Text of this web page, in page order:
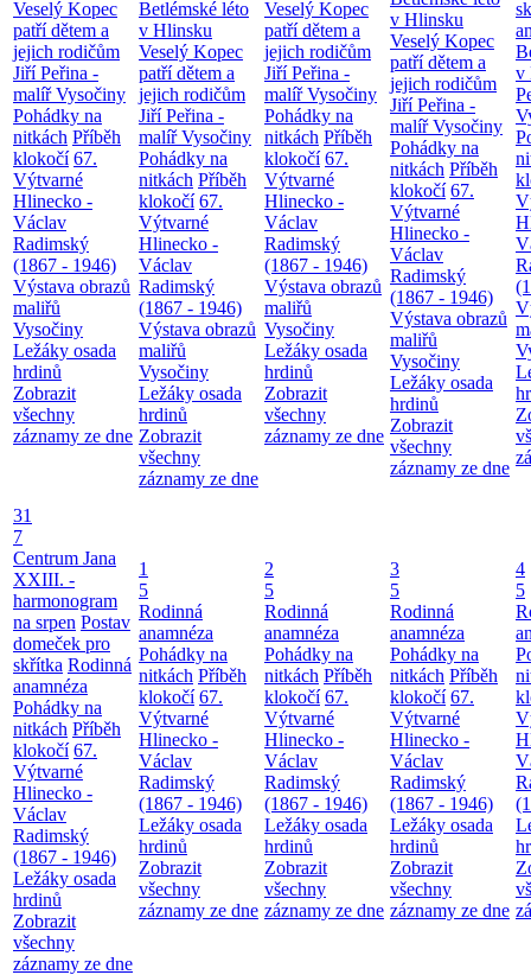
Veselý Kopec
patří dětem a
jejich rodičům
Jiří Peřina -
malíř Vysočiny
Pohádky na
nitkách Příběh
klokočí 67.
Výtvarné
Hlinecko -
Václav
Radimský
(1867 - 1946)
Výstava obrazů
maliřů
Vysočiny
Ležáky osada
hrdinů
Zobrazit
všechny
záznamy ze dne
Betlémské léto
v Hlinsku
Veselý Kopec
patří dětem a
jejich rodičům
Jiří Peřina -
malíř Vysočiny
Pohádky na
nitkách Příběh
klokočí 67.
Výtvarné
Hlinecko -
Václav
Radimský
(1867 - 1946)
Výstava obrazů
maliřů
Vysočiny
Ležáky osada
hrdinů
Zobrazit
všechny
záznamy ze dne
Veselý Kopec
patří dětem a
jejich rodičům
Jiří Peřina -
malíř Vysočiny
Pohádky na
nitkách Příběh
klokočí 67.
Výtvarné
Hlinecko -
Václav
Radimský
(1867 - 1946)
Výstava obrazů
maliřů
Vysočiny
Ležáky osada
hrdinů
Zobrazit
všechny
záznamy ze dne
v Hlinsku
Veselý Kopec
patří dětem a
jejich rodičům
Jiří Peřina -
malíř Vysočiny
Pohádky na
nitkách Příběh
klokočí 67.
Výtvarné
Hlinecko -
Václav
Radimský
(1867 - 1946)
Výstava obrazů
maliřů
Vysočiny
Ležáky osada
hrdinů
Zobrazit
všechny
záznamy ze dne
v
31
7
Centrum Jana
XXIII. -
harmonogram
na srpen Postav
domeček pro
skřítka Rodinná
anamnéza
Pohádky na
nitkách Příběh
klokočí 67.
Výtvarné
Hlinecko -
Václav
Radimský
(1867 - 1946)
Ležáky osada
hrdinů
Zobrazit
všechny
záznamy ze dne
1
5
Rodinná
anamnéza
Pohádky na
nitkách Příběh
klokočí 67.
Výtvarné
Hlinecko -
Václav
Radimský
(1867 - 1946)
Ležáky osada
hrdinů
Zobrazit
všechny
záznamy ze dne
2
5
Rodinná
anamnéza
Pohádky na
nitkách Příběh
klokočí 67.
Výtvarné
Hlinecko -
Václav
Radimský
(1867 - 1946)
Ležáky osada
hrdinů
Zobrazit
všechny
záznamy ze dne
3
5
Rodinná
anamnéza
Pohádky na
nitkách Příběh
klokočí 67.
Výtvarné
Hlinecko -
Václav
Radimský
(1867 - 1946)
Ležáky osada
hrdinů
Zobrazit
všechny
záznamy ze dne
4
5